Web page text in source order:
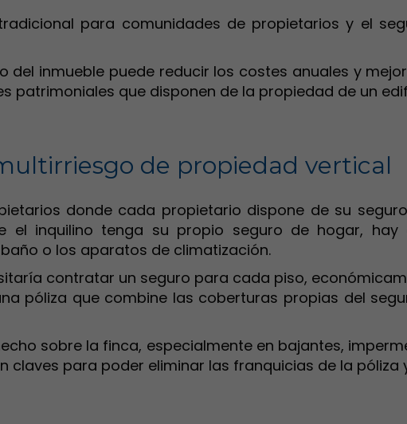
para comunidades de propietarios y el
del inmueble puede reducir los costes anuales y
que disponen de la propiedad de un
de propiedad vertical
donde cada propietario dispone de su
el inquilino tenga su propio seguro de hogar,
o los aparatos de climatización.
contratar un seguro para cada piso,
póliza que combine las coberturas propias del
sobre la finca, especialmente en bajantes,
claves para poder eliminar las franquicias de la póliza